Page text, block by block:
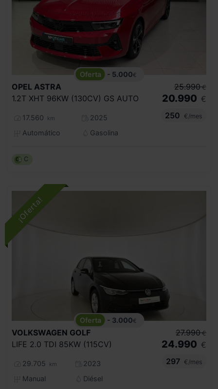
- 5.000€
OPEL ASTRA
1.2T XHT 96KW (130CV) GS AUTO
17.560 km
2025
Automático
Gasolina
25.990 €
20.990 €
250
€/mes
C
- 3.000€
VOLKSWAGEN GOLF
LIFE 2.0 TDI 85KW (115CV)
29.705 km
2023
Manual
Diésel
27.990 €
24.990 €
297
€/mes